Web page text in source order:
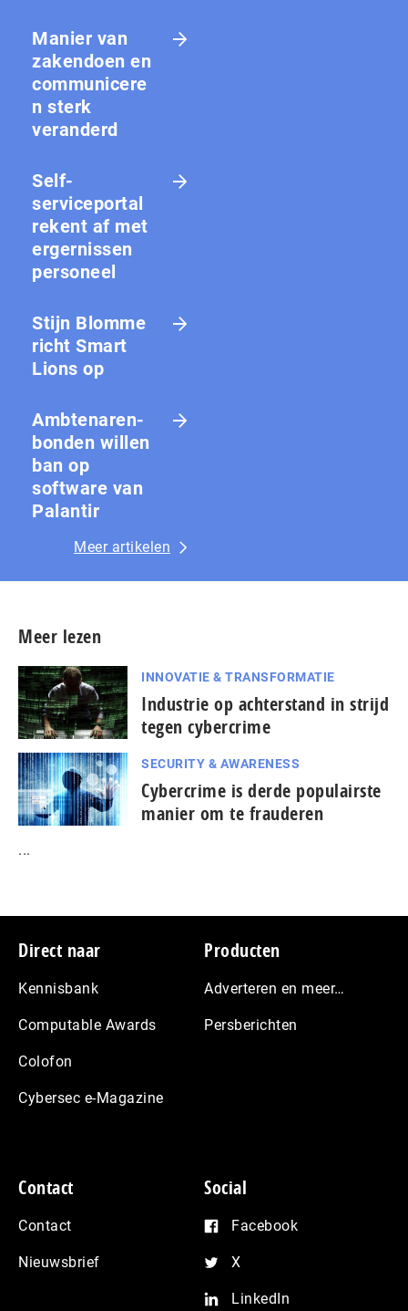
Manier van
zakendoen en
communicere
n sterk
veranderd
Self-
serviceportal
rekent af met
ergernissen
personeel
Stijn Blomme
richt Smart
Lions op
Amb­te­na­ren­
bon­den willen
ban op
software van
Palantir
Meer artikelen
Meer lezen
INNOVATIE & TRANSFORMATIE
Industrie op achterstand in strijd
tegen cybercrime
SECURITY & AWARENESS
Cybercrime is derde populairste
manier om te frauderen
...
Footer
Direct naar
Kennisbank
Computable Awards
Colofon
Cybersec e-Magazine
Producten
Adverteren en meer…
Persberichten
Contact
Contact
Nieuwsbrief
Social
Facebook
X
LinkedIn